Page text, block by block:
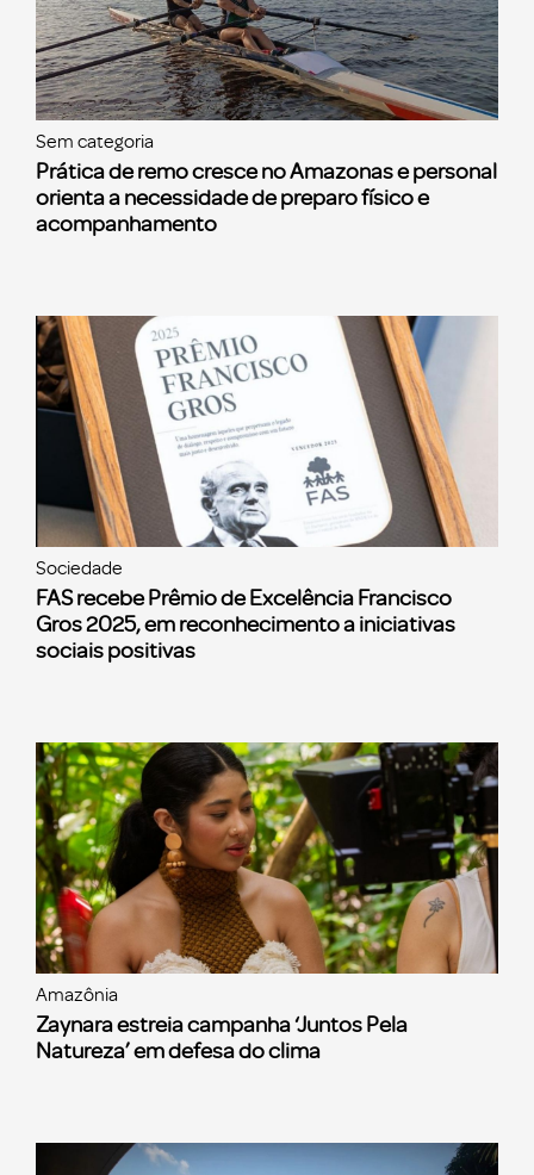
Sem categoria
Prática de remo cresce no Amazonas e personal
orienta a necessidade de preparo físico e
acompanhamento
Sociedade
FAS recebe Prêmio de Excelência Francisco
Gros 2025, em reconhecimento a iniciativas
sociais positivas
Amazônia
Zaynara estreia campanha ‘Juntos Pela
Natureza’ em defesa do clima